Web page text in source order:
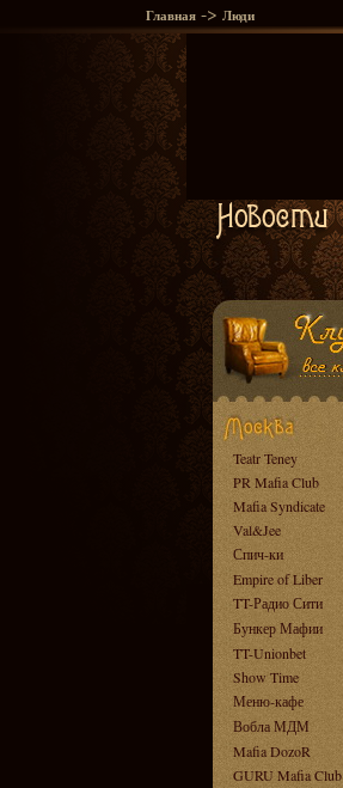
Главная -> Люди
Teatr Teney
PR Mafia Club
Mafia Syndicate
Val&Jee
Спич-ки
Empire of Liber
TT-Радио Сити
Бункер Мафии
TT-Unionbet
Show Time
Меню-кафе
Вобла МДМ
Mafia DozoR
GURU Mafia Club